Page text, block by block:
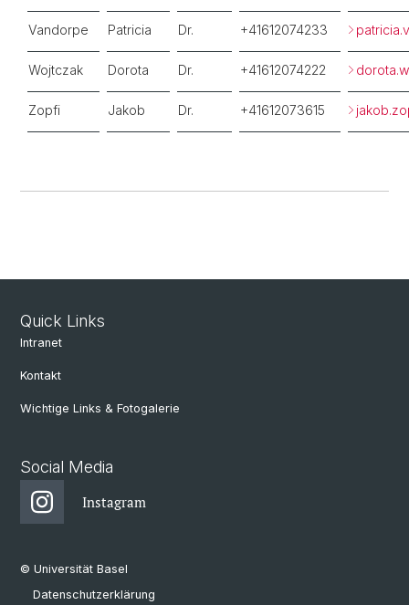
Vandorpe Patricia Dr. +41612074233
Wojtczak Dorota Dr. +41612074222
Zopfi Jakob Dr. +41612073615
Quick Links
Intranet
Kontakt
Wichtige Links & Fotogalerie
Social Media
Instagram
© Universität Basel
Datenschutzerklärung